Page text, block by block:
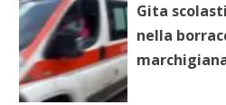
Gita
nella